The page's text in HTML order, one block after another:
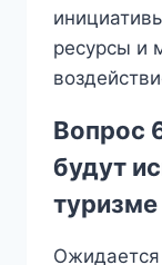
ресурсы и
Вопрос
будут
туризме
Ожидается